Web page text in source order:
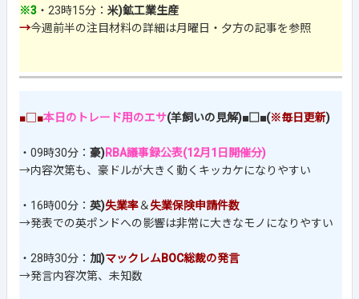
※3 ・23時15分： 米)鉱工業生産
→今週前半の注目材料の詳細は月曜日・夕方の記事を参照
■□■本日のトレード用のエサ(羊飼いの見解)■□■(※毎日更新)
・09時30分： 豪)RBA議事録公表(12月1日開催分)
→内容次第も、豪ドルが大きく動くキッカケになりやすい
・16時00分： 英)失業率＆失業保険申請件数
→発表での英ポンドへの影響は非常に大きなモノになりやすい
・28時30分： 加)マックレムBOC総裁の発言
→発言内容次第、未知数